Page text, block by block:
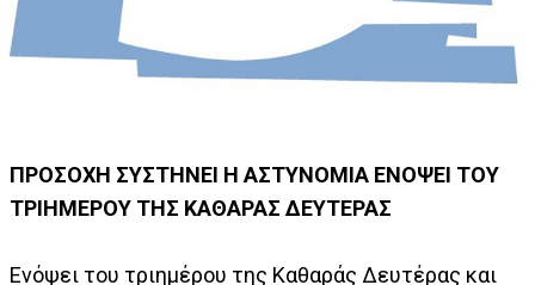
ΠΡΟΣΟΧΗ ΣΥΣΤΗΝΕΙ Η ΑΣΤΥΝΟΜΙΑ ΕΝΟΨΕΙ ΤΟΥ
ΤΡΙΗΜΕΡΟΥ ΤΗΣ ΚΑΘΑΡΑΣ ΔΕΥΤΕΡΑΣ
Ενόψει του τριημέρου της Καθαράς Δευτέρας και